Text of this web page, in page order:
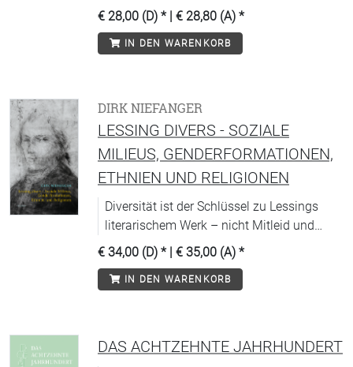
in den Wahnsinn.
€ 28,00 (D) * | € 28,80 (A) *
IN DEN WARENKORB
DIRK NIEFANGER
LESSING DIVERS - SOZIALE
MILIEUS, GENDERFORMATIONEN,
ETHNIEN UND RELIGIONEN
Diversität ist der Schlüssel zu Lessings
literarischem Werk – nicht Mitleid und
Toleranz.
€ 34,00 (D) * | € 35,00 (A) *
IN DEN WARENKORB
DAS ACHTZEHNTE JAHRHUNDERT